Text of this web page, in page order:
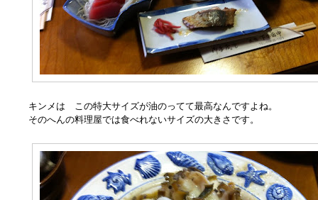
キンメは この特大サイズが油のってて最高なんですよね。
そのへんの料理屋では食べれないサイズの大きさです。